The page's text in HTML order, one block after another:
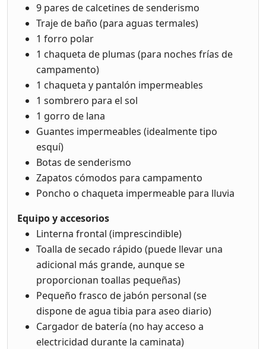
9 pares de calcetines de senderismo
Traje de baño (para aguas termales)
1 forro polar
1 chaqueta de plumas (para noches frías de
campamento)
1 chaqueta y pantalón impermeables
1 sombrero para el sol
1 gorro de lana
Guantes impermeables (idealmente tipo
esquí)
Botas de senderismo
Zapatos cómodos para campamento
Poncho o chaqueta impermeable para lluvia
Equipo y accesorios
Linterna frontal (imprescindible)
Toalla de secado rápido (puede llevar una
adicional más grande, aunque se
proporcionan toallas pequeñas)
Pequeño frasco de jabón personal (se
dispone de agua tibia para aseo diario)
Cargador de batería (no hay acceso a
electricidad durante la caminata)